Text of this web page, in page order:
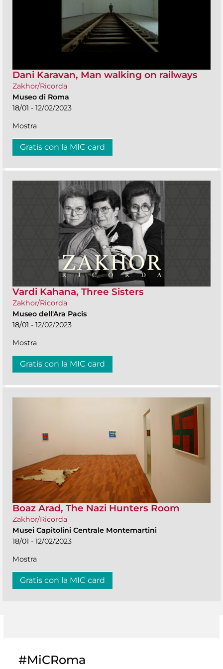
Dani Karavan, Man walking on railways
Zakhor/Ricorda
Museo di Roma
18/01 - 12/02/2023
Mostra
Gratis con la MIC card
Vardi Kahana, Three Sisters
Zakhor/Ricorda
Museo dell'Ara Pacis
18/01 - 12/02/2023
Mostra
Gratis con la MIC card
Boaz Arad, The Nazi Hunters Room
Zakhor/Ricorda
Musei Capitolini Centrale Montemartini
18/01 - 12/02/2023
Mostra
Gratis con la MIC card
#MiCRoma